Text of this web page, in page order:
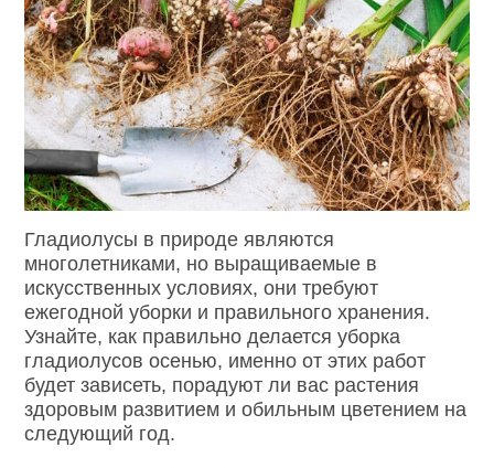
Гладиолусы в природе являются
многолетниками, но выращиваемые в
искусственных условиях, они требуют
ежегодной уборки и правильного хранения.
Узнайте, как правильно делается уборка
гладиолусов осенью, именно от этих работ
будет зависеть, порадуют ли вас растения
здоровым развитием и обильным цветением на
следующий год.